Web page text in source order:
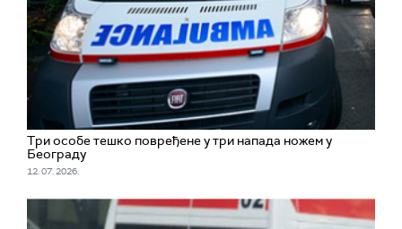
Три особе тешко повређене у три напада ножем у
Београду
12. 07. 2026.